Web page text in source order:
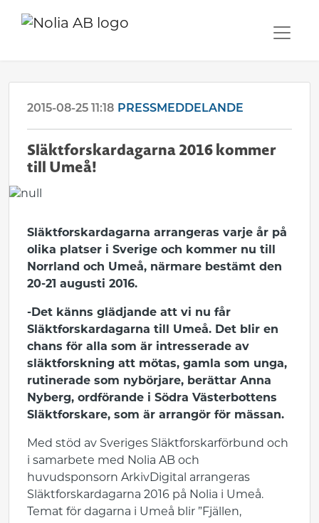
2015-08-25 11:18 PRESSMEDDELANDE
Släktforskardagarna 2016 kommer
till Umeå!
Släktforskardagarna arrangeras varje år på
olika platser i Sverige och kommer nu till
Norrland och Umeå, närmare bestämt den
20-21 augusti 2016.
-Det känns glädjande att vi nu får
Släktforskardagarna till Umeå. Det blir en
chans för alla som är intresserade av
släktforskning att mötas, gamla som unga,
rutinerade som nybörjare, berättar Anna
Nyberg, ordförande i Södra Västerbottens
Släktforskare, som är arrangör för mässan.
Med stöd av Sveriges Släktforskarförbund och
i samarbete med Nolia AB och
huvudsponsorn ArkivDigital arrangeras
Släktforskardagarna 2016 på Nolia i Umeå.
Temat för dagarna i Umeå blir ”Fjällen,